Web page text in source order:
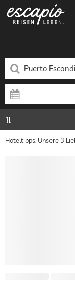
Hoteltipps: Unsere 3